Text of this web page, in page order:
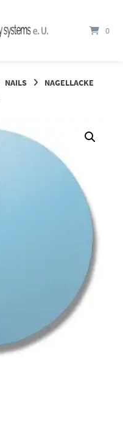
0
NAILS
NAGELLACKE